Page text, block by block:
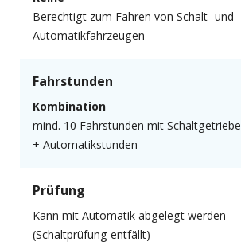
Berechtigt zum Fahren von Schalt- und
Automatikfahrzeugen
Fahrstunden
Kombination
mind. 10 Fahrstunden mit Schaltgetriebe
+ Automatikstunden
Prüfung
Kann mit Automatik abgelegt werden
(Schaltprüfung entfällt)